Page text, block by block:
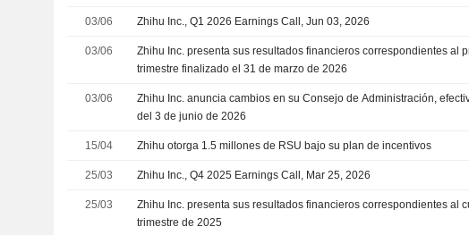
03/06 Zhihu Inc., Q1 2026 Earnings Call, Jun 03, 2026
03/06
Zhihu Inc. presenta sus resultados financieros correspondientes al
trimestre finalizado el 31 de marzo de 2026
03/06
Zhihu Inc. anuncia cambios en su Consejo de Administración,
del 3 de junio de 2026
15/04 Zhihu otorga 1.5 millones de RSU bajo su plan de incentivos
25/03 Zhihu Inc., Q4 2025 Earnings Call, Mar 25, 2026
25/03
Zhihu Inc. presenta sus resultados financieros correspondientes al
trimestre de 2025